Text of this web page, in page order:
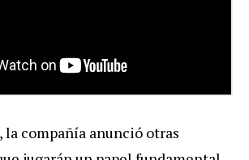
la compañía anunció otras